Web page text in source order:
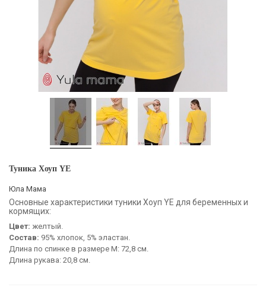
Туника Хоуп YE
Юла Мама
Основные характеристики туники Хоуп YE для беременных и
кормящих:
Цвет: желтый.
Состав: 95% хлопок, 5% эластан.
Длина по спинке в размере М: 72,8 см.
Длина рукава: 20,8 см.